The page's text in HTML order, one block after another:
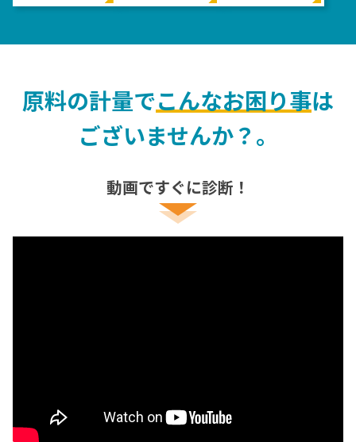
原料の計量でこんなお困り事は
ございませんか？。
動画ですぐに診断！